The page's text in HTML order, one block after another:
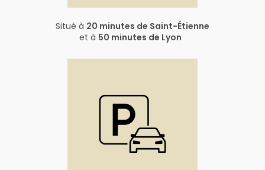
Situé à 20 minutes de Saint-Étienne
et à 50 minutes de Lyon